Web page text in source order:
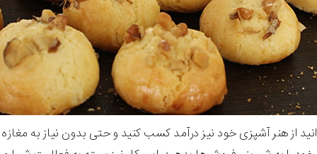
از هنر آشپزی خود نیز درآمد کسب کنید و حتی بدون نیاز به